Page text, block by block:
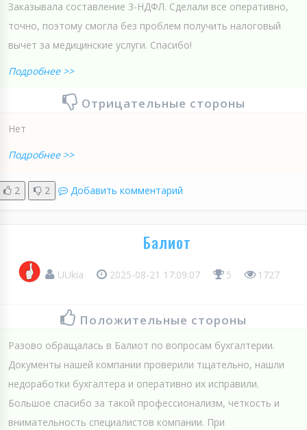
Заказывала составление 3-НДФЛ. Сделали все оперативно,
точно, поэтому смогла без проблем получить налоговый
вычет за медицинские услуги. Спасибо!
Подробнее >>
Отрицательные стороны
Нет
Подробнее >>
2 2 Добавить комментарий
Балиот
UUkia 2025-08-21 17:09:07 5 1727
Положительные стороны
Разово обращалась в Балиот по вопросам бухгалтерии.
Документы нашей компании проверили тщательно, нашли
недоработки бухгалтера и оперативно их исправили.
Большое спасибо за такой профессионализм, четкость и
внимательность специалистов компании. При